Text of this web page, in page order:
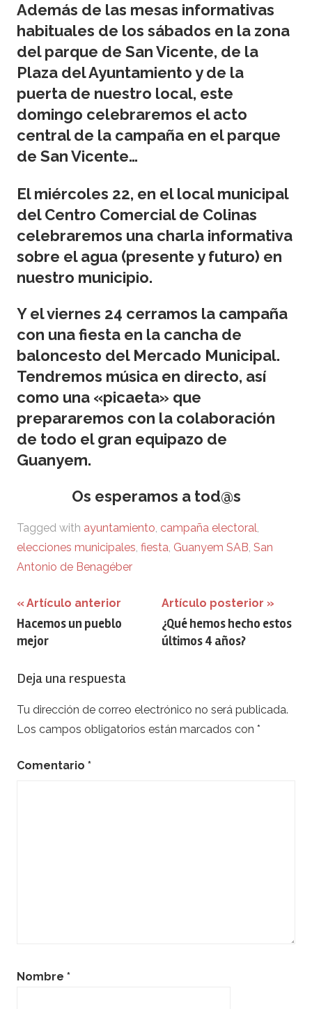
Además de las mesas informativas
habituales de los sábados en la zona
del parque de San Vicente, de la
Plaza del Ayuntamiento y de la
puerta de nuestro local, este
domingo celebraremos elacto
centralde la campaña en el parque
de San Vicente…
El miércoles 22, en el local municipal
del Centro Comercial de Colinas
celebraremos una charla informativa
sobre el agua (presente y futuro) en
nuestro municipio.
Y el viernes 24 cerramos la campaña
con una fiesta en la cancha de
baloncesto del Mercado Municipal.
Tendremos música en directo, así
como una «picaeta» que
prepararemos con la colaboración
de todo el gran equipazo de
Guanyem.
Os esperamos a tod@s
Tagged with ayuntamiento, campaña electoral,
elecciones municipales, fiesta, Guanyem SAB, San
Antonio de Benagéber
Navegación
de
Artículo anterior
Hacemos un pueblo
mejor
Artículo posterior
¿Qué hemos hecho estos
últimos 4 años?
Deja una respuesta
Tu dirección de correo electrónico no será publicada.
Los campos obligatorios están marcados con *
Comentario *
Nombre *